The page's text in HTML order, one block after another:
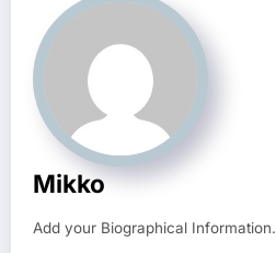
Mikko
Add your Biographical Information.